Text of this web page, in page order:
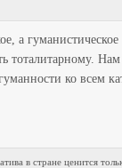
а гуманистическое
тоталитарному.
ко всем
в стране ценится